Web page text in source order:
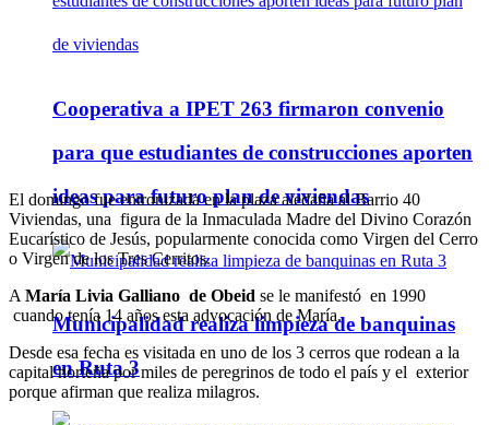
Cooperativa a IPET 263 firmaron convenio
para que estudiantes de construcciones aporten
ideas para futuro plan de viviendas
Municipalidad realiza limpieza de banquinas
en Ruta 3
El domingo fue entronizada en la plaza aledaña al Barrio 40
Viviendas, una figura de la Inmaculada Madre del Divino Corazón
Eucarístico de Jesús, popularmente conocida como Virgen del Cerro
o Virgen de los Tres Cerritos.
A María Livia Galliano de Obeid se le manifestó en 1990
cuando tenía 14 años esta advocación de María.
Desde esa fecha es visitada en uno de los 3 cerros que rodean a la
capital norteña por miles de peregrinos de todo el país y el exterior
porque afirman que realiza milagros.